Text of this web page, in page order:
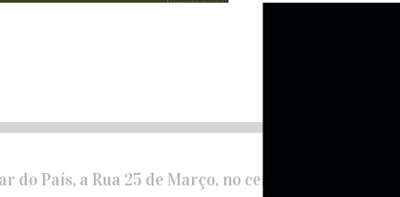
País, a Rua 25 de Março, no centro de São Paulo,